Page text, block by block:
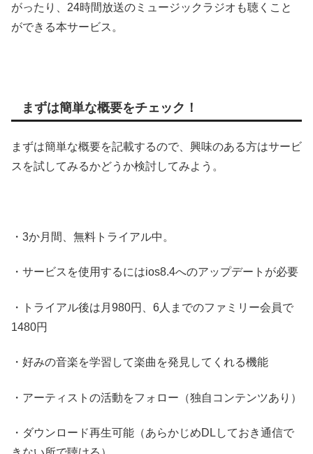
がったり、24時間放送のミュージックラジオも聴くこと
ができる本サービス。
まずは簡単な概要をチェック！
まずは簡単な概要を記載するので、興味のある方はサービ
スを試してみるかどうか検討してみよう。
・3か月間、無料トライアル中。
・サービスを使用するにはios8.4へのアップデートが必要
・トライアル後は月980円、6人までのファミリー会員で
1480円
・好みの音楽を学習して楽曲を発見してくれる機能
・アーティストの活動をフォロー（独自コンテンツあり）
・ダウンロード再生可能（あらかじめDLしておき通信で